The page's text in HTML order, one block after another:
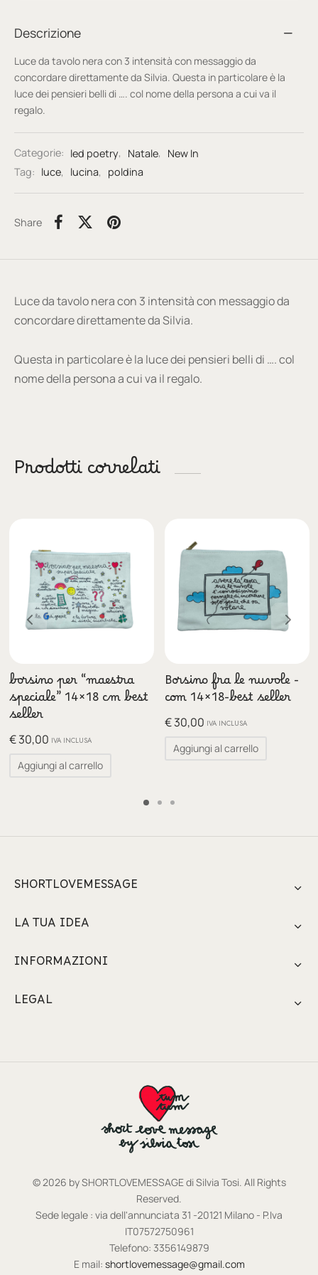
Descrizione
Luce da tavolo nera con 3 intensità con messaggio da
concordare direttamente da Silvia. Questa in particolare è la
luce dei pensieri belli di …. col nome della persona a cui va il
regalo.
Categorie: led poetry, Natale,
New In
Tag: luce, lucina, poldina
Share
Luce da tavolo nera con 3 intensità con messaggio da
concordare direttamente da Silvia.
Questa in particolare è la luce dei pensieri belli di …. col
nome della persona a cui va il regalo.
Prodotti correlati
borsino per “maestra
speciale” 14×18 cm best
seller
€30,00 IVA INCLUSA
Aggiungi al carrello
Borsino fra le nuvole -
com 14×18-best seller
€30,00 IVA INCLUSA
Aggiungi al carrello
SHORTLOVEMESSAGE
LA TUA IDEA
INFORMAZIONI
LEGAL
© 2026 by SHORTLOVEMESSAGE di Silvia Tosi. All Rights
Reserved.
Sede legale : via dell'annunciata 31 -20121 Milano - P.Iva
IT07572750961
Telefono: 3356149879
E mail: shortlovemessage@gmail.com